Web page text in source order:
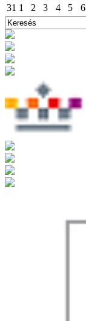
31 1 2 3 4 5 6